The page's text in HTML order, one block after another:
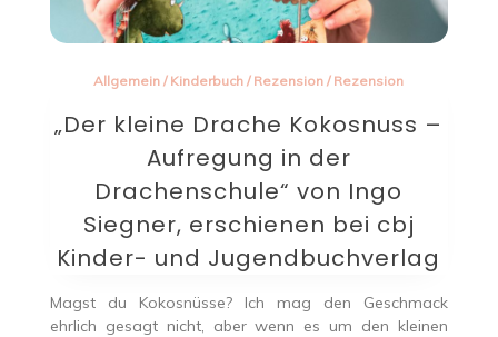
Allgemein / Kinderbuch / Rezension / Rezension
„Der kleine Drache Kokosnuss –
Aufregung in der
Drachenschule“ von Ingo
Siegner, erschienen bei cbj
Kinder- und Jugendbuchverlag
Magst du Kokosnüsse? Ich mag den Geschmack
ehrlich gesagt nicht, aber wenn es um den kleinen